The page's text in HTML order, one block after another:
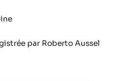
par Roberto Aussel